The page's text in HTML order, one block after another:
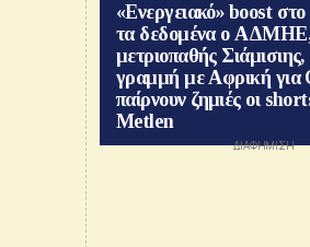
«Ενεργειακό» boost
τα δεδομένα ο
μετριοπαθής Σιάμισιης,
γραμμή με Αφρική για
παίρνουν ζημιές οι
Metlen